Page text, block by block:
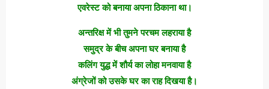
एवरेस्ट को बनाया अपना ठिकाना था।
अन्तरिक्ष में भी तुमने परचम लहराया है
समुद्र के बीच अपना घर बनाया है
कलिंग युद्ध में शौर्य का लोहा मनवाया है
अंग्रेजों को उसके घर का राह दिखया है।